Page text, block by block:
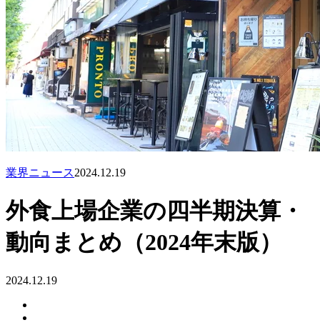
業界ニュース2024.12.19
外食上場企業の四半期決算・
動向まとめ（2024年末版）
2024.12.19